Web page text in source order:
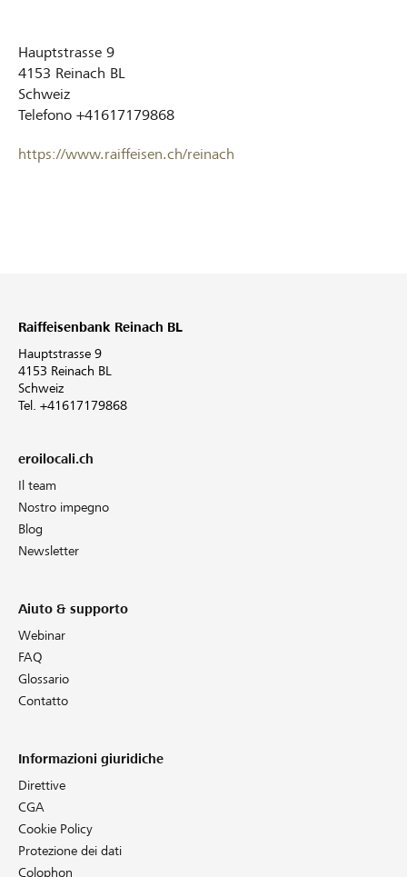
Hauptstrasse 9
4153 Reinach BL
Schweiz
Telefono +41617179868
https://www.raiffeisen.ch/reinach
Raiffeisenbank Reinach BL
Hauptstrasse 9
4153 Reinach BL
Schweiz
Tel. +41617179868
eroilocali.ch
Il team
Nostro impegno
Blog
Newsletter
Aiuto & supporto
Webinar
FAQ
Glossario
Contatto
Informazioni giuridiche
Direttive
CGA
Cookie Policy
Protezione dei dati
Colophon